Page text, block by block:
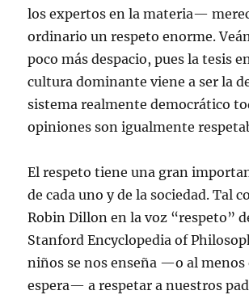
los expertos en la materia—
ordinario un respeto enorme.
poco más despacio, pues la tesis
cultura dominante viene a ser la
sistema realmente democrático
opiniones son igualmente
El respeto tiene una gran
de cada uno y de la sociedad. Tal
Robin Dillon en la voz “respeto”
Stanford Encyclopedia of
niños se nos enseña —o al menos
espera— a respetar a nuestros